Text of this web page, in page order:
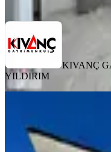
KIVANÇ
YILDIRIM